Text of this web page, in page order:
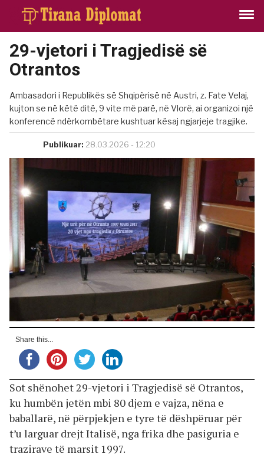
29-vjetori i Tragjedisë së
Otrantos
Ambasadori i Republikës së Shqipërisë në Austri, z. Fate Velaj,
kujton se në këtë ditë, 9 vite më parë, në Vlorë, ai organizoi një
konferencë ndërkombëtare kushtuar kësaj ngjarjeje tragjike.
Publikuar: 28.03.2026 - 12:20
Share this...
Sot shënohet 29-vjetori i Tragjedisë së Otrantos,
ku humbën jetën mbi 80 djem e vajza, nëna e
baballarë, në përpjekjen e tyre të dëshpëruar për
t’u larguar drejt Italisë, nga frika dhe pasiguria e
trazirave të marsit 1997.